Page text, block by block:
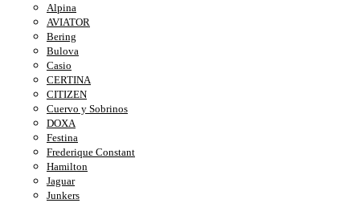
Alpina
AVIATOR
Bering
Bulova
Casio
CERTINA
CITIZEN
Cuervo y Sobrinos
DOXA
Festina
Frederique Constant
Hamilton
Jaguar
Junkers